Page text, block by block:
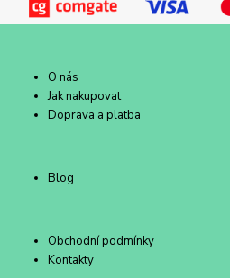
O nás
Jak nakupovat
Doprava a platba
Blog
Obchodní podmínky
Kontakty